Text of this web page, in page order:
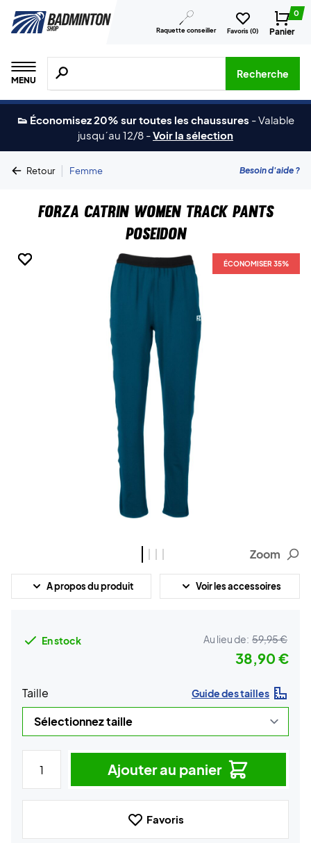
Raquette conseiller Favoris (0)
0
Panier
MENU
Recherche de produits, de marques, etc.
Recherche
👟 Économisez 20% sur toutes les chaussures -Valable
jusqu´au 12/8 -Voir la sélection
Retour | Femme Besoin d'aide ?
Forza Catrin Women Track Pants
Poseidon
ÉCONOMISER 35%
ÉCONOMISER 35%
ÉCONOMISER 35%
ÉCONOMISER 35%
Zoom
A propos du produit Voir les accessoires
En stock Au lieu de: 59,95 €
38,90 €
Taille Guide des tailles
Ajouter au panier
Favoris